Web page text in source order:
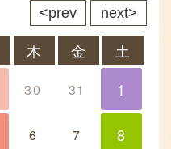
prev next
木 金 土
30 31 1
1
6 7 8
8